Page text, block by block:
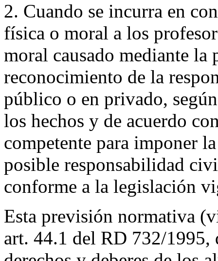
2. Cuando se incurra en
física o moral a los
moral causado mediante la
reconocimiento de la
público o en privado,
los hechos y de acuerdo
competente para imponer
posible responsabilidad
conforme a la legislación
Esta previsión normativa
art. 44.1 del RD 732/1995,